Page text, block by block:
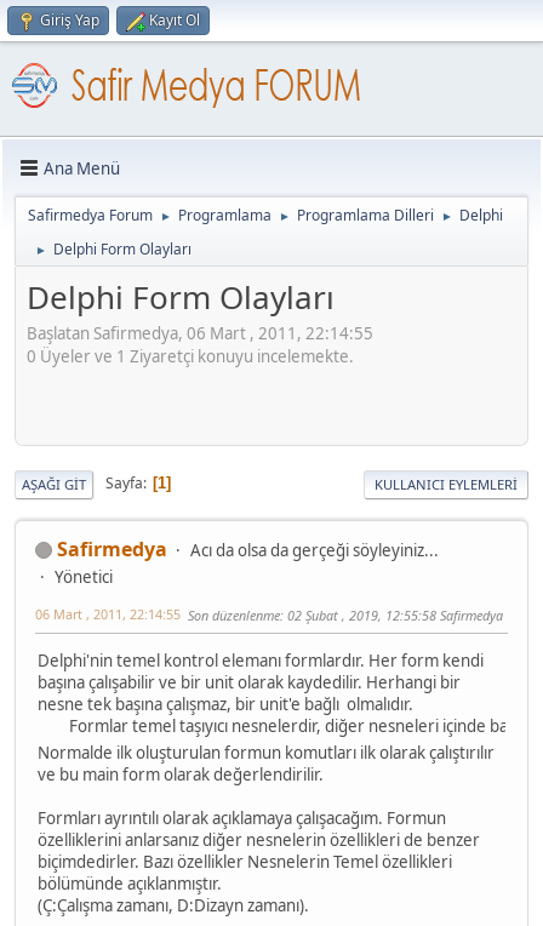
Giriş Yap Kayıt Ol
Ana Menü
Safirmedya Forum ► Programlama ► Programlama Dilleri ► Delphi
► Delphi Form Olayları
Delphi Form Olayları
Başlatan Safirmedya, 06 Mart , 2011, 22:14:55
0 Üyeler ve 1 Ziyaretçi konuyu incelemekte.
AŞAĞI GIT Sayfa 1 KULLANICI EYLEMLERI
Safirmedya
Acı da olsa da gerçeği söyleyiniz...
Yönetici
06 Mart , 2011, 22:14:55 Son düzenlenme: 02 Şubat , 2019, 12:55:58 Safirmedya
Delphi'nin temel kontrol elemanı formlardır. Her form kendi
başına çalışabilir ve bir unit olarak kaydedilir. Herhangi bir
nesne tek başına çalışmaz, bir unit'e bağlı olmalıdır.
Formlar temel taşıyıcı nesnelerdir, diğer nesneleri içinde
Normalde ilk oluşturulan formun komutları ilk olarak çalıştırılır
ve bu main form olarak değerlendirilir.
Formları ayrıntılı olarak açıklamaya çalışacağım. Formun
özelliklerini anlarsanız diğer nesnelerin özellikleri de benzer
biçimdedirler. Bazı özellikler Nesnelerin Temel özellikleri
bölümünde açıklanmıştır.
(Ç:Çalışma zamanı, D:Dizayn zamanı).